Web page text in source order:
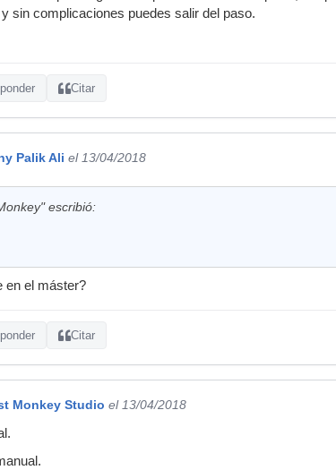
sin complicaciones puedes salir del paso.
Citar
Palik Ali el 13/04/2018
escribió:
en el máster?
Citar
Monkey Studio el 13/04/2018